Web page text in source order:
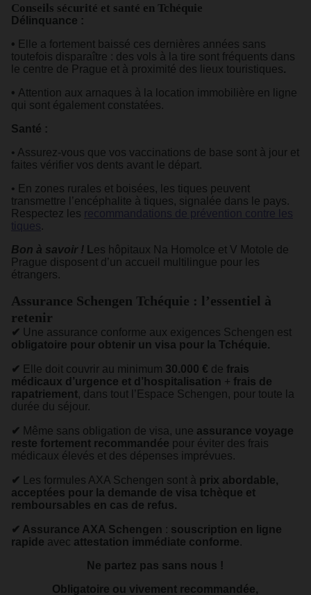
Conseils sécurité et santé en Tchéquie
Délinquance :
• Elle a fortement baissé ces dernières années sans
toutefois disparaître : des vols à la tire sont fréquents dans
le centre de Prague et à proximité des lieux touristiques.
• Attention aux arnaques à la location immobilière en ligne
qui sont également constatées.
Santé :
• Assurez-vous que vos vaccinations de base sont à jour et
faites vérifier vos dents avant le départ.
• En zones rurales et boisées, les tiques peuvent
transmettre l’encéphalite à tiques, signalée dans le pays.
Respectez les recommandations de prévention contre les
tiques.
Bon à savoir ! Les hôpitaux Na Homolce et V Motole de
Prague disposent d’un accueil multilingue pour les
étrangers.
Assurance Schengen Tchéquie : l’essentiel à
retenir
✔ Une assurance conforme aux exigences Schengen est
obligatoire pour obtenir un visa pour la Tchéquie.
✔ Elle doit couvrir au minimum 30.000 € de frais
médicaux d’urgence et d’hospitalisation + frais de
rapatriement, dans tout l’Espace Schengen, pour toute la
durée du séjour.
✔ Même sans obligation de visa, une assurance voyage
reste fortement recommandée pour éviter des frais
médicaux élevés et des dépenses imprévues.
✔ Les formules AXA Schengen sont à prix abordable,
acceptées pour la demande de visa tchèque et
remboursables en cas de refus.
✔ Assurance AXA Schengen : souscription en ligne
rapide avec attestation immédiate conforme.
Ne partez pas sans nous !
Obligatoire ou vivement recommandée,